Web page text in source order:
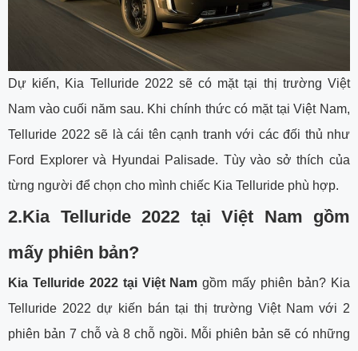
Dự kiến, Kia Telluride 2022 sẽ có mặt tại thị trường Việt
Nam vào cuối năm sau. Khi chính thức có mặt tại Việt Nam,
Telluride 2022 sẽ là cái tên cạnh tranh với các đối thủ như
Ford Explorer và Hyundai Palisade. Tùy vào sở thích của
từng người để chọn cho mình chiếc Kia Telluride phù hợp.
2.Kia Telluride 2022 tại Việt Nam gồm
mấy phiên bản?
Kia Telluride 2022 tại Việt Namgồm mấy phiên bản? Kia
Telluride 2022 dự kiến bán tại thị trường Việt Nam với 2
phiên bản 7 chỗ và 8 chỗ ngồi. Mỗi phiên bản sẽ có những